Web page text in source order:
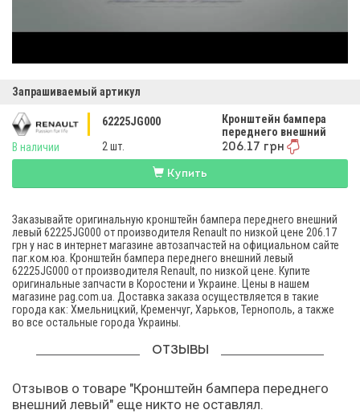
Запрашиваемый артикул
62225JG000
Кронштейн бампера
переднего внешний
левый
В наличии 2 шт. 206.17 грн
Купить
Заказывайте оригинальную кронштейн бампера переднего внешний
левый 62225JG000 от производителя Renault по низкой цене 206.17
грн у нас в интернет магазине автозапчастей на официальном сайте
паг.ком.юа. Кронштейн бампера переднего внешний левый
62225JG000 от производителя Renault, по низкой цене. Купите
оригинальные запчасти в Коростени и Украине. Цены в нашем
магазине pag.com.ua. Доставка заказа осуществляется в такие
города как: Хмельницкий, Кременчуг, Харьков, Тернополь, а также
во все остальные города Украины.
ОТЗЫВЫ
Отзывов о товаре "Кронштейн бампера переднего
внешний левый" еще никто не оставлял.